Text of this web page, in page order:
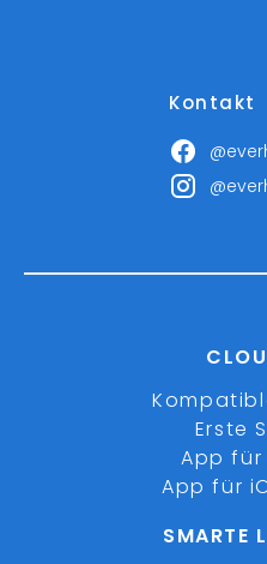
Kontakt
Erste
App für
App für
SMARTE